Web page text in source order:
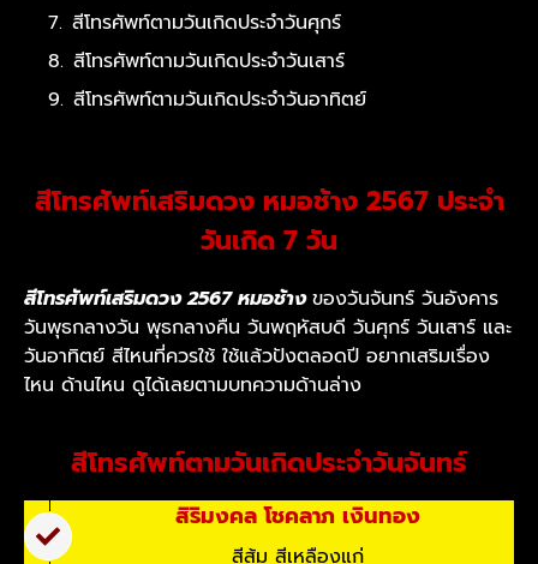
สีโทรศัพท์ตามวันเกิดประจำวันศุกร์
สีโทรศัพท์ตามวันเกิดประจำวันเสาร์
สีโทรศัพท์ตามวันเกิดประจำวันอาทิตย์
สีโทรศัพท์เสริมดวง หมอช้าง 2567 ประจำ
วันเกิด 7 วัน
สีโทรศัพท์เสริมดวง 2567 หมอช้างของวันจันทร์ วันอังคาร
วันพุธกลางวัน พุธกลางคืน วันพฤหัสบดี วันศุกร์ วันเสาร์ และ
วันอาทิตย์ สีไหนที่ควรใช้ ใช้แล้วปังตลอดปี อยากเสริมเรื่อง
ไหน ด้านไหน ดูได้เลยตามบทความด้านล่าง
สีโทรศัพท์ตามวันเกิดประจำวันจันทร์
สิริมงคล โชคลาภ เงินทอง
สีส้ม สีเหลืองแก่